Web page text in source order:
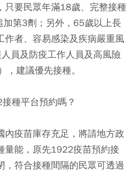
只要民眾年滿18歲、完整接種
第3劑；另外，65歲以上長
作者、容易感染及疾病嚴重風
員及防疫工作人員及高風險
，建議優先接種。
種平台預約嗎？
內疫苗庫存充足，將請地方政
量能，原先1922疫苗預約接
，符合接種間隔的民眾可透過